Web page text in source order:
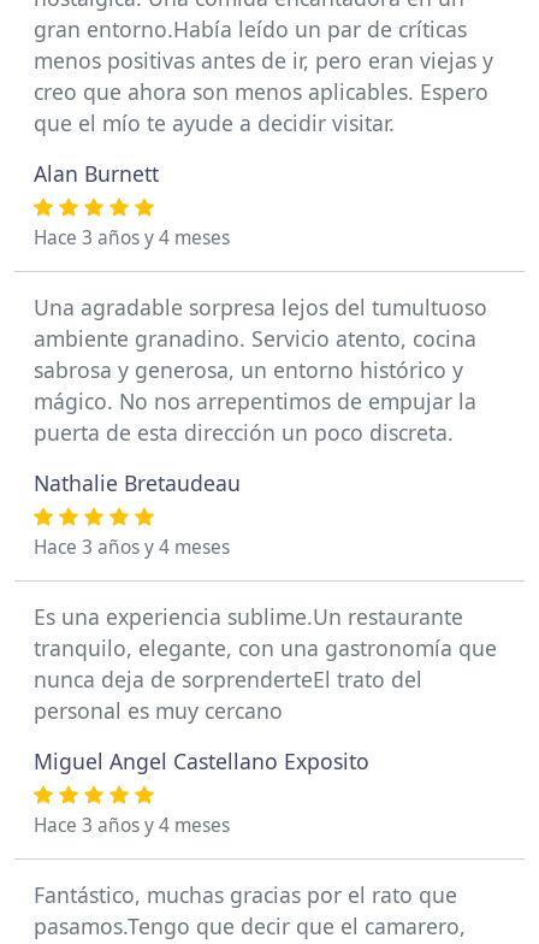
gran entorno.Había leído un par de críticas
menos positivas antes de ir, pero eran viejas y
creo que ahora son menos aplicables. Espero
que el mío te ayude a decidir visitar.
Alan Burnett
Hace 3 años y 4 meses
Una agradable sorpresa lejos del tumultuoso
ambiente granadino. Servicio atento, cocina
sabrosa y generosa, un entorno histórico y
mágico. No nos arrepentimos de empujar la
puerta de esta dirección un poco discreta.
Nathalie Bretaudeau
Hace 3 años y 4 meses
Es una experiencia sublime.Un restaurante
tranquilo, elegante, con una gastronomía que
nunca deja de sorprenderteEl trato del
personal es muy cercano
Miguel Angel Castellano Exposito
Hace 3 años y 4 meses
Fantástico, muchas gracias por el rato que
pasamos.Tengo que decir que el camarero,